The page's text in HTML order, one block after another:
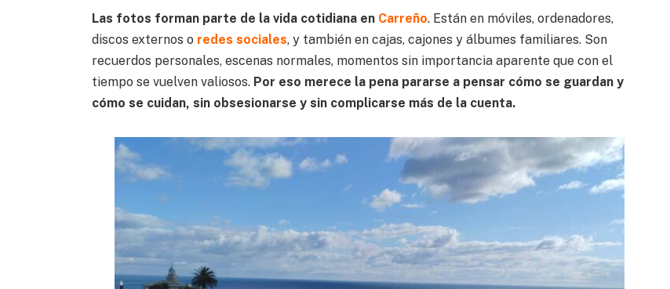
Las fotos forman parte de la vida cotidiana en Carreño. Están en móviles, ordenadores,
discos externos o redes sociales, y también en cajas, cajones y álbumes familiares. Son
recuerdos personales, escenas normales, momentos sin importancia aparente que con el
tiempo se vuelven valiosos. Por eso merece la pena pararse a pensar cómo se guardan y
cómo se cuidan, sin obsesionarse y sin complicarse más de la cuenta.